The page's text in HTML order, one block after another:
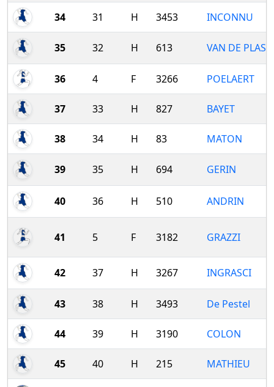
34 31 H 3453 INCONNU
35 32 H 613 VAN DE PLAS
36 4 F 3266 POELAERT
37 33 H 827 BAYET
38 34 H 83 MATON
39 35 H 694 GERIN
40 36 H 510 ANDRIN
41 5 F 3182 GRAZZI
42 37 H 3267 INGRASCI
43 38 H 3493 De Pestel
44 39 H 3190 COLON
45 40 H 215 MATHIEU